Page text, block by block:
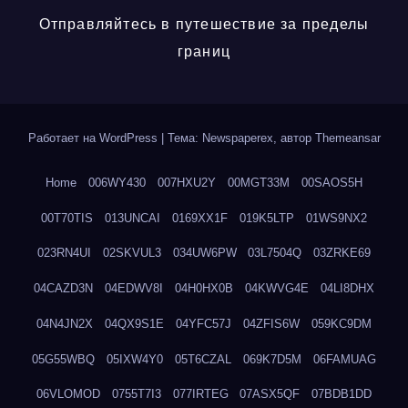
Отправляйтесь в путешествие за пределы
границ
Работает на WordPress Тема: Newspaperex, автор Themeansar
Home 006WY430 007HXU2Y 00MGT33M 00SAOS5H
00T70TIS 013UNCAI 0169XX1F 019K5LTP 01WS9NX2
023RN4UI 02SKVUL3 034UW6PW 03L7504Q 03ZRKE69
04CAZD3N 04EDWV8I 04H0HX0B 04KWVG4E 04LI8DHX
04N4JN2X 04QX9S1E 04YFC57J 04ZFIS6W 059KC9DM
05G55WBQ 05IXW4Y0 05T6CZAL 069K7D5M 06FAMUAG
06VLOMOD 0755T7I3 077IRTEG 07ASX5QF 07BDB1DD